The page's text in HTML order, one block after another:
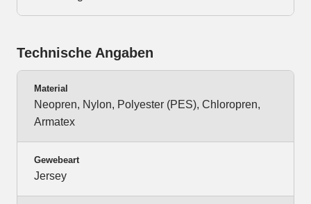
Technische Angaben
Material
Neopren, Nylon, Polyester (PES), Chloropren,
Armatex
Gewebeart
Jersey